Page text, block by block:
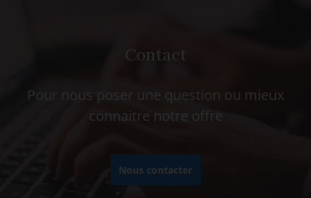
Contact
Pour nous poser une question ou mieux
connaitre notre offre
Nous contacter